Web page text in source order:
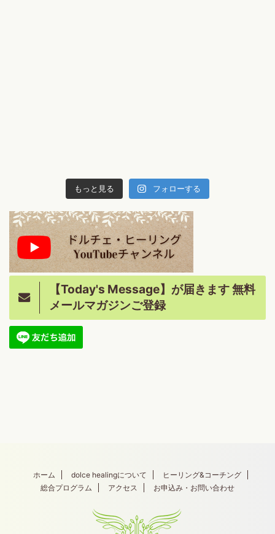
もっと見る フォローする
【Today's Message】が届きます 無料
メールマガジンご登録
ホーム dolce healingについて
ヒーリング&コーチング
総合プログラム
アクセス お申込み・お問い合わせ